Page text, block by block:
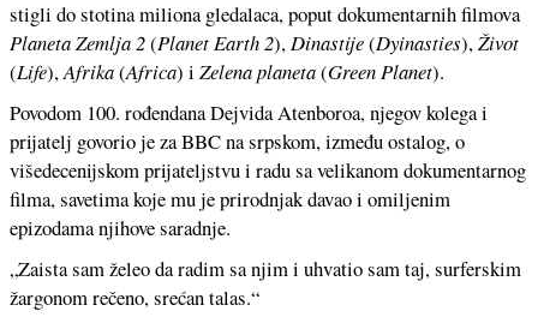
stigli do stotina miliona gledalaca, poput dokumentarnih filmova
Planeta Zemlja 2(Planet Earth 2),Dinastije(Dyinasties),Život
(Life),Afrika(Africa) i Zelena planeta(Green Planet).
Povodom 100. rođendana Dejvida Atenboroa, njegov kolega i
prijatelj govorio je za BBC na srpskom, između ostalog, o
višedecenijskom prijateljstvu i radu sa velikanom dokumentarnog
filma, savetima koje mu je prirodnjak davao i omiljenim
epizodama njihove saradnje.
„Zaista sam želeo da radim sa njim i uhvatio sam taj, surferskim
žargonom rečeno, srećan talas.“